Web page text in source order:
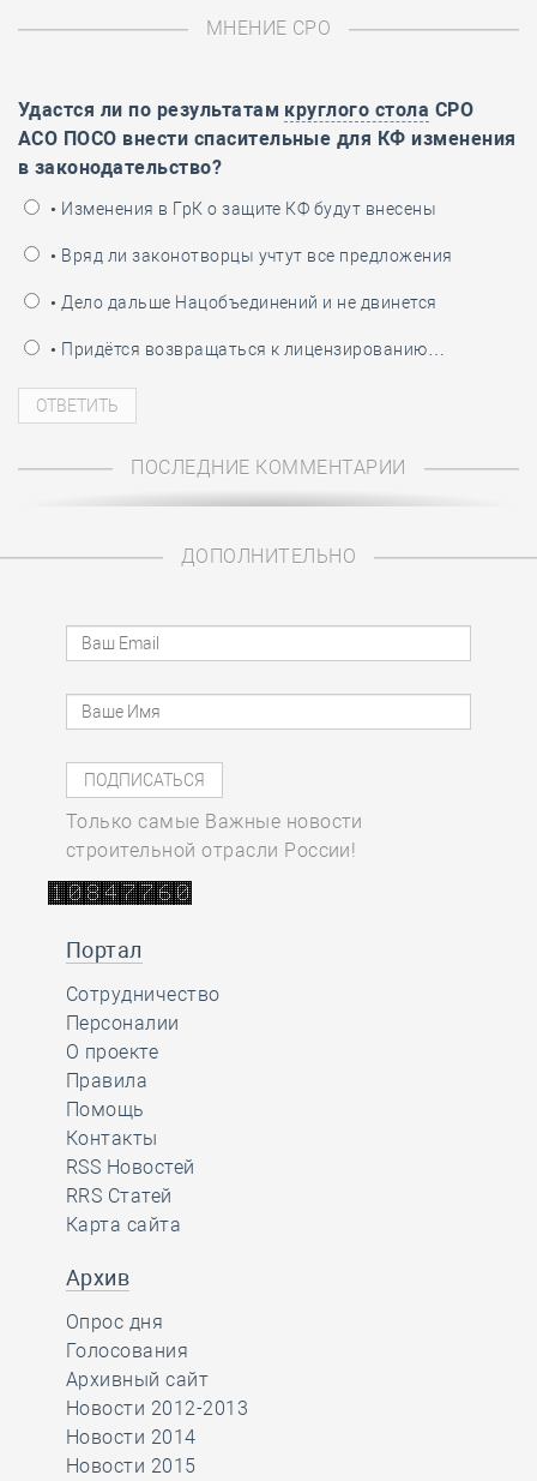
МНЕНИЕ СРО
Удастся ли по результатам круглого стола СРО
АСО ПОСО внести спасительные для КФ изменения
в законодательство?
• Изменения в ГрК о защите КФ будут внесены
• Вряд ли законотворцы учтут все предложения
• Дело дальше Нацобъединений и не двинется
• Придётся возвращаться к лицензированию…
ПОСЛЕДНИЕ КОММЕНТАРИИ
ДОПОЛНИТЕЛЬНО
Только самые Важные новости
строительной отрасли России!
Портал
Сотрудничество
Персоналии
О проекте
Правила
Помощь
Контакты
RSS Новостей
RRS Статей
Карта сайта
Архив
Опрос дня
Голосования
Архивный сайт
Новости 2012-2013
Новости 2014
Новости 2015